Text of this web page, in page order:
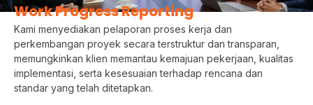
Work Progress Reporting
Kami menyediakan pelaporan proses kerja dan
perkembangan proyek secara terstruktur dan transparan,
memungkinkan klien memantau kemajuan pekerjaan, kualitas
implementasi, serta kesesuaian terhadap rencana dan
standar yang telah ditetapkan.